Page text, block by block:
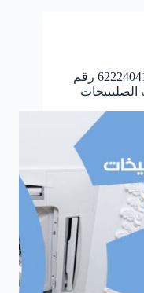
فني تكييف شمال غرب الصليبيخات 62224041 رقم